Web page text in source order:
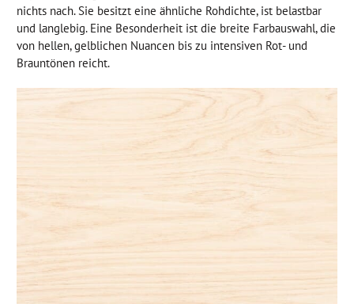
nichts nach. Sie besitzt eine ähnliche Rohdichte, ist belastbar
und langlebig. Eine Besonderheit ist die breite Farbauswahl, die
von hellen, gelblichen Nuancen bis zu intensiven Rot- und
Brauntönen reicht.